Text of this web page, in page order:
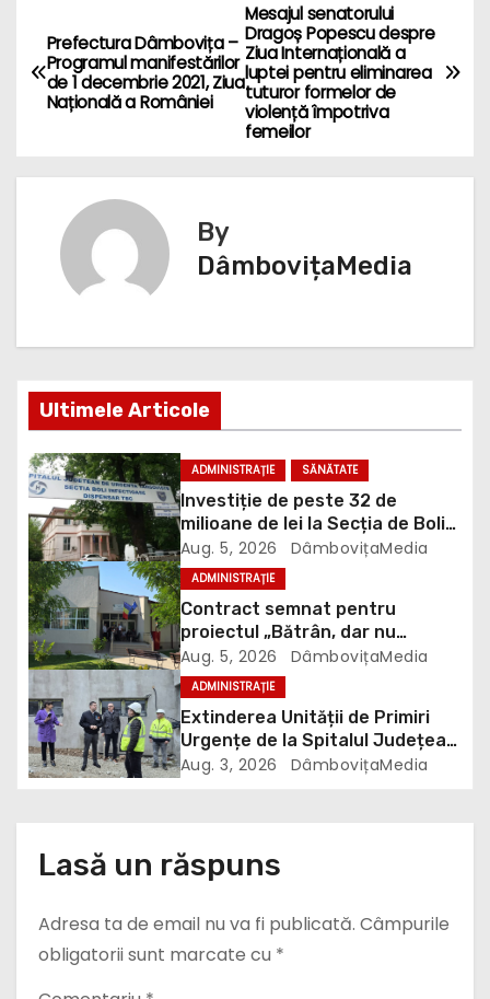
N
a
v
e
î
n
a
r
t
i
c
o
l
Mesajul senatorului
Dragoș Popescu despre
Ziua Internațională a
luptei pentru eliminarea
tuturor formelor de
violență împotriva
femeilor
Prefectura Dâmbovița –
Programul manifestărilor
de 1 decembrie 2021, Ziua
Națională a României
By
DâmbovițaMedia
Ultimele Articole
ADMINISTRAȚIE SĂNĂTATE
Investiție de peste 32 de
milioane de lei la Secția de Boli
Infecțioase din Târgoviște
Aug. 5, 2026 DâmbovițaMedia
ADMINISTRAȚIE
Contract semnat pentru
proiectul „Bătrân, dar nu
singur”. 106 vârstnici vor
beneficia de îngrijire la domiciliu
Aug. 5, 2026 DâmbovițaMedia
ADMINISTRAȚIE
Extinderea Unității de Primiri
Urgențe de la Spitalul Județean
Târgoviște este aproape gata
Aug. 3, 2026 DâmbovițaMedia
Lasă un răspuns
Adresa ta de email nu va fi publicată. Câmpurile
obligatorii sunt marcate cu *